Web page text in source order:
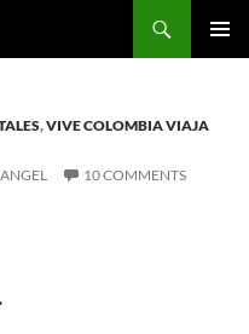
,VIVE COLOMBIA VIAJA
10 COMMENTS